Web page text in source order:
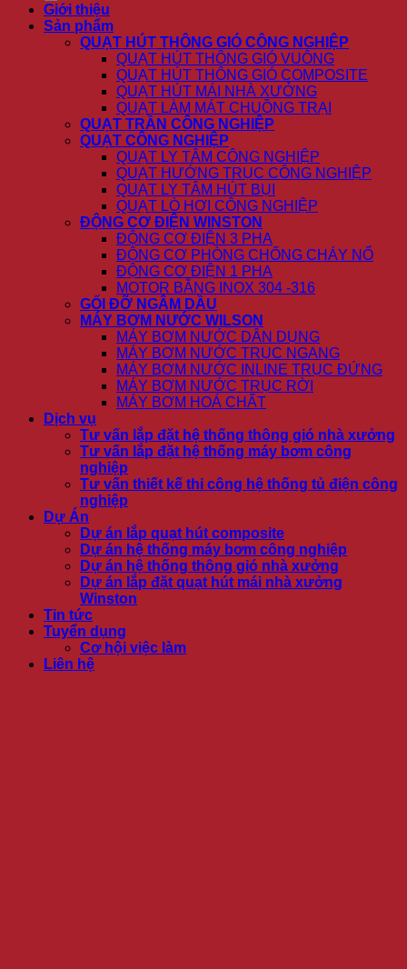
Giới thiệu
Sản phẩm
QUẠT HÚT THÔNG GIÓ CÔNG NGHIỆP
QUẠT HÚT THÔNG GIÓ VUÔNG
QUẠT HÚT THÔNG GIÓ COMPOSITE
QUẠT HÚT MÁI NHÀ XƯỞNG
QUẠT LÀM MÁT CHUỒNG TRẠI
QUẠT TRẦN CÔNG NGHIỆP
QUẠT CÔNG NGHIỆP
QUẠT LY TÂM CÔNG NGHIỆP
QUẠT HƯỚNG TRỤC CÔNG NGHIỆP
QUẠT LY TÂM HÚT BỤI
QUẠT LÒ HƠI CÔNG NGHIỆP
ĐỘNG CƠ ĐIỆN WINSTON
ĐỘNG CƠ ĐIỆN 3 PHA
ĐỘNG CƠ PHÒNG CHỐNG CHÁY NỔ
ĐỘNG CƠ ĐIỆN 1 PHA
MOTOR BẰNG INOX 304 -316
GỐI ĐỠ NGÂM DẦU
MÁY BƠM NƯỚC WILSON
MÁY BƠM NƯỚC DÂN DỤNG
MÁY BƠM NƯỚC TRỤC NGANG
MÁY BƠM NƯỚC INLINE TRỤC ĐỨNG
MÁY BƠM NƯỚC TRỤC RỜI
MÁY BƠM HOÁ CHẤT
Dịch vụ
Tư vấn lắp đặt hệ thống thông gió nhà xưởng
Tư vấn lắp đặt hệ thống máy bơm công
nghiệp
Tư vấn thiết kế thi công hệ thống tủ điện công
nghiệp
Dự Án
Dự án lắp quạt hút composite
Dự án hệ thống máy bơm công nghiệp
Dự án hệ thống thông gió nhà xưởng
Dự án lắp đặt quạt hút mái nhà xưởng
Winston
Tin tức
Tuyển dụng
Cơ hội việc làm
Liên hệ